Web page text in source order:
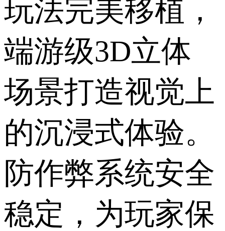
玩法完美移植，
端游级3D立体
场景打造视觉上
的沉浸式体验。
防作弊系统安全
稳定，为玩家保